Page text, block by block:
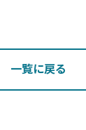
一覧に戻る